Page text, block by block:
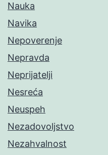
Nauka
Navika
Nepoverenje
Nepravda
Neprijatelji
Nesreća
Neuspeh
Nezadovoljstvo
Nezahvalnost